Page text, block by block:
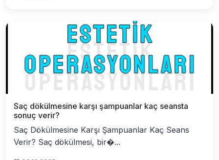
Saç dökülmesine karşı şampuanlar kaç seansta
sonuç verir?
Saç Dökülmesine Karşı Şampuanlar Kaç Seans
Verir? Saç dökülmesi, bir�...